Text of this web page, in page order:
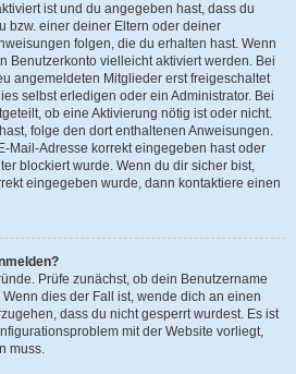
ist und du angegeben hast, dass du
bzw. einer deiner Eltern oder deiner
folgen, die du erhalten hast. Wenn
Benutzerkonto vielleicht aktiviert werden. Bei
angemeldeten Mitglieder erst freigeschaltet
selbst erledigen oder ein Administrator. Bei
ob eine Aktivierung nötig ist oder nicht.
folge den dort enthaltenen Anweisungen.
Mail-Adresse korrekt eingegeben hast oder
blockiert wurde. Wenn du dir sicher bist,
eingegeben wurde, dann kontaktiere einen
Prüfe zunächst, ob dein Benutzername
dies der Fall ist, wende dich an einen
dass du nicht gesperrt wurdest. Es ist
mit der Website vorliegt,
muss.